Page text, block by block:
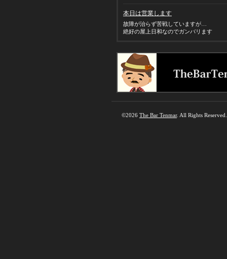
本日は営業します
故障が治らず苦戦していますが…
絶好の屋上日和なのでガンバリます
©2026 The Bar Tenmar. All Rights Reserved.